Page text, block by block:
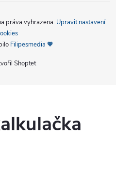
Shoptet
práva vyhrazena. Upravit nastavení
Filipesmedia 🧡